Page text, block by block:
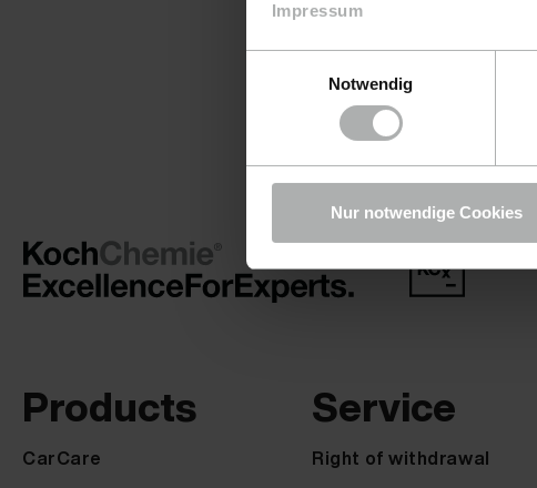
Impressum
Notwendig
Nur notwendige Cookies
Products
CarCare
Service
Right of withdrawal